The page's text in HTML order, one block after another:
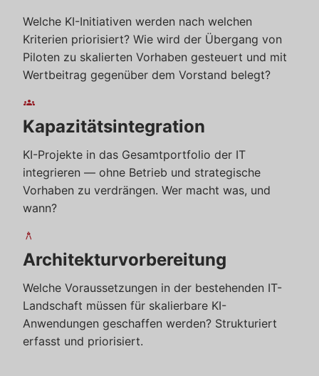
Welche KI-Initiativen werden nach welchen
Kriterien priorisiert? Wie wird der Übergang von
Piloten zu skalierten Vorhaben gesteuert und mit
Wertbeitrag gegenüber dem Vorstand belegt?
groups
Kapazitätsintegration
KI-Projekte in das Gesamtportfolio der IT
integrieren — ohne Betrieb und strategische
Vorhaben zu verdrängen. Wer macht was, und
wann?
architecture
Architekturvorbereitung
Welche Voraussetzungen in der bestehenden IT-
Landschaft müssen für skalierbare KI-
Anwendungen geschaffen werden? Strukturiert
erfasst und priorisiert.